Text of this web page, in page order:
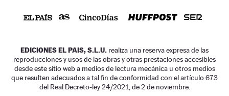
EDICIONES EL PAIS, S.L.U. realiza una reserva expresa de las
reproducciones y usos de las obras y otras prestaciones accesibles
desde este sitio web a medios de lectura mecánica u otros medios
que resulten adecuados a tal fin de conformidad con el artículo 67.3
del Real Decreto-ley 24/2021, de 2 de noviembre.